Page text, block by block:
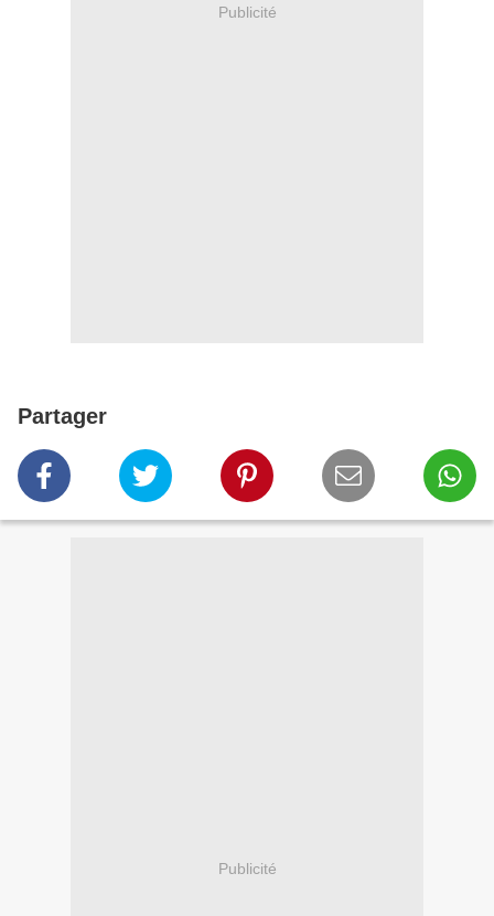
Publicité
Partager
Publicité